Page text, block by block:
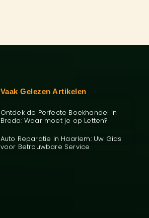
Vaak Gelezen Artikelen
Ontdek de Perfecte Boekhandel in
Breda: Waar moet je op Letten?
Auto Reparatie in Haarlem: Uw Gids
voor Betrouwbare Service